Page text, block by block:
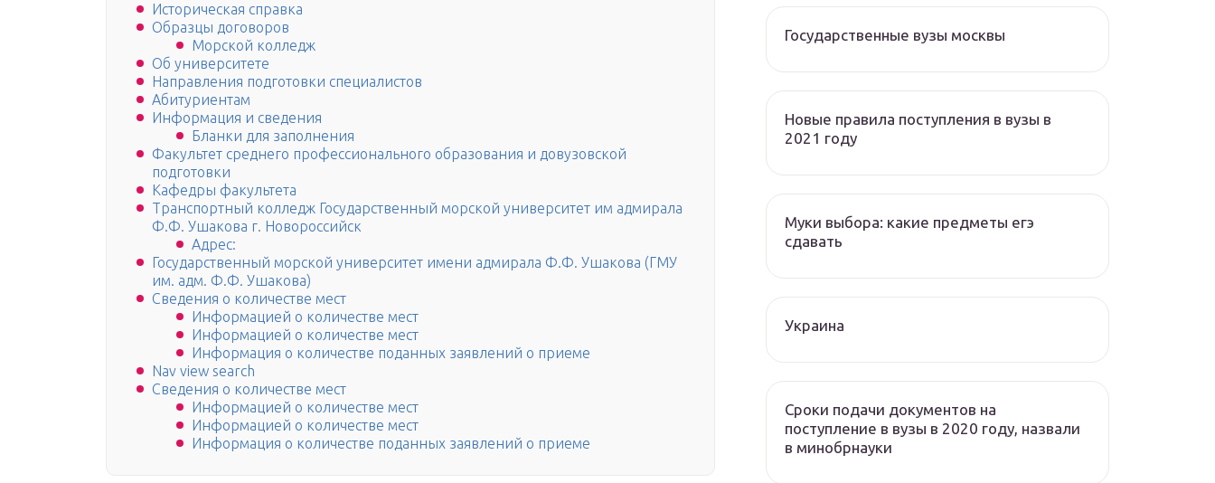
Историческая справка
Образцы договоров
Морской колледж
Об университете
Направления подготовки специалистов
Абитуриентам
Информация и сведения
Бланки для заполнения
Факультет среднего профессионального образования и довузовской
подготовки
Кафедры факультета
Транспортный колледж Государственный морской университет им адмирала
Ф.Ф. Ушакова г. Новороссийск
Адрес:
Государственный морской университет имени адмирала Ф.Ф. Ушакова (ГМУ
им. адм. Ф.Ф. Ушакова)
Сведения о количестве мест
Информацией о количестве мест
Информацией о количестве мест
Информация о количестве поданных заявлений о приеме
Nav view search
Сведения о количестве мест
Информацией о количестве мест
Информацией о количестве мест
Информация о количестве поданных заявлений о приеме
Государственные вузы москвы
Новые правила поступления в вузы в
2021 году
Муки выбора: какие предметы егэ
сдавать
Украина
Сроки подачи документов на
поступление в вузы в 2020 году, назвали
в минобрнауки